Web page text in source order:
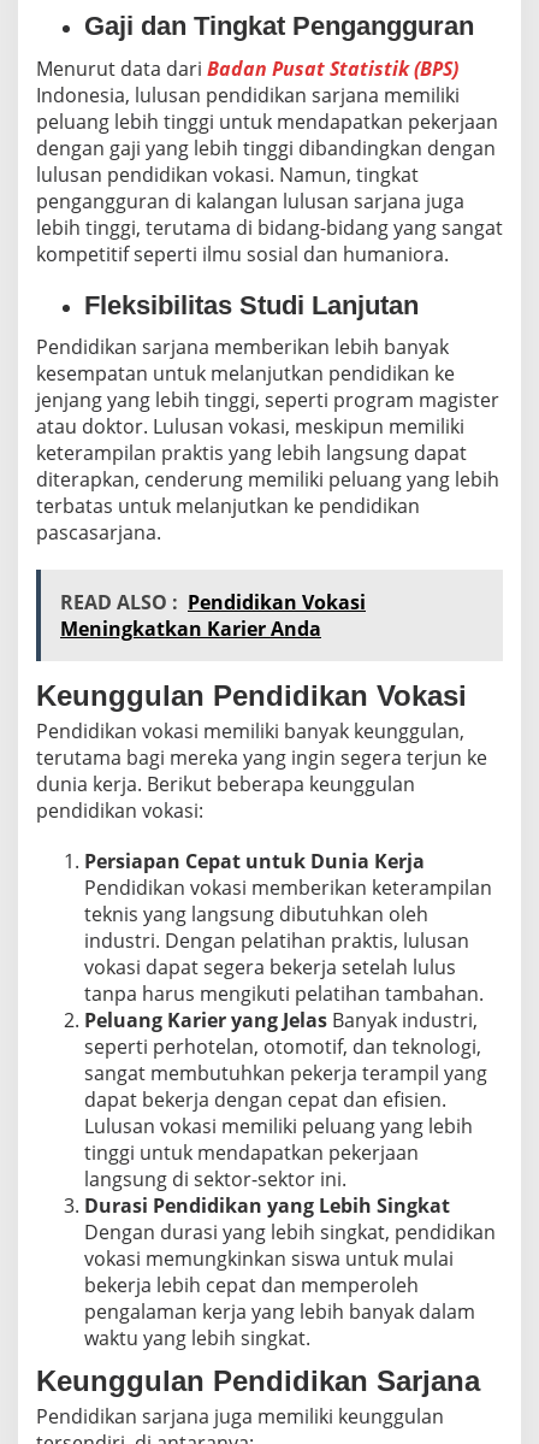
Gaji dan Tingkat Pengangguran
Menurut data dari Badan Pusat Statistik (BPS)
Indonesia, lulusan pendidikan sarjana memiliki
peluang lebih tinggi untuk mendapatkan pekerjaan
dengan gaji yang lebih tinggi dibandingkan dengan
lulusan pendidikan vokasi. Namun, tingkat
pengangguran di kalangan lulusan sarjana juga
lebih tinggi, terutama di bidang-bidang yang sangat
kompetitif seperti ilmu sosial dan humaniora.
Fleksibilitas Studi Lanjutan
Pendidikan sarjana memberikan lebih banyak
kesempatan untuk melanjutkan pendidikan ke
jenjang yang lebih tinggi, seperti program magister
atau doktor. Lulusan vokasi, meskipun memiliki
keterampilan praktis yang lebih langsung dapat
diterapkan, cenderung memiliki peluang yang lebih
terbatas untuk melanjutkan ke pendidikan
pascasarjana.
READ ALSO : Pendidikan Vokasi
Meningkatkan Karier Anda
Keunggulan Pendidikan Vokasi
Pendidikan vokasi memiliki banyak keunggulan,
terutama bagi mereka yang ingin segera terjun ke
dunia kerja. Berikut beberapa keunggulan
pendidikan vokasi:
Persiapan Cepat untuk Dunia Kerja
Pendidikan vokasi memberikan keterampilan
teknis yang langsung dibutuhkan oleh
industri. Dengan pelatihan praktis, lulusan
vokasi dapat segera bekerja setelah lulus
tanpa harus mengikuti pelatihan tambahan.
Peluang Karier yang Jelas Banyak industri,
seperti perhotelan, otomotif, dan teknologi,
sangat membutuhkan pekerja terampil yang
dapat bekerja dengan cepat dan efisien.
Lulusan vokasi memiliki peluang yang lebih
tinggi untuk mendapatkan pekerjaan
langsung di sektor-sektor ini.
Durasi Pendidikan yang Lebih Singkat
Dengan durasi yang lebih singkat, pendidikan
vokasi memungkinkan siswa untuk mulai
bekerja lebih cepat dan memperoleh
pengalaman kerja yang lebih banyak dalam
waktu yang lebih singkat.
Keunggulan Pendidikan Sarjana
Pendidikan sarjana juga memiliki keunggulan